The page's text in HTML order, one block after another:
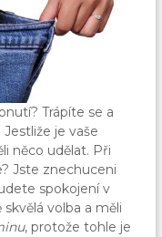
Trápíte se a
je vaše
něco udělat. Při
Jste znechuceni
spokojení v
volba a měli
, protože tohle je